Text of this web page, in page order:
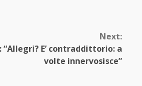
Next:
E’ contraddittorio: a
volte innervosisce”